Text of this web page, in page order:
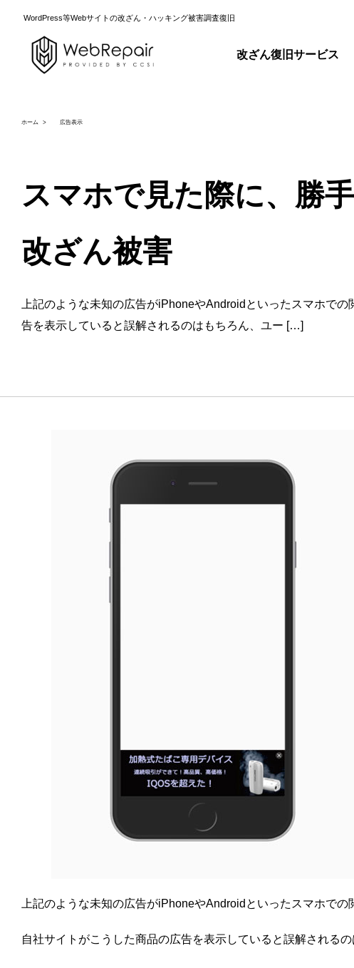
WordPress等Webサイトの改ざん・ハッキング被害調査復旧
改ざん復旧サービス
ホーム 広告表示
スマホで見た際に、勝
改ざん被害
上記のような未知の広告がiPhoneやAndroidといったスマホで
告を表示していると誤解されるのはもちろん、ユー […]
上記のような未知の広告がiPhoneやAndroidといったスマホで
自社サイトがこうした商品の広告を表示していると誤解される